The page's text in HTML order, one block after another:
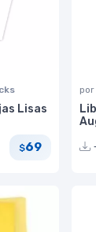
Lisas
$69
por